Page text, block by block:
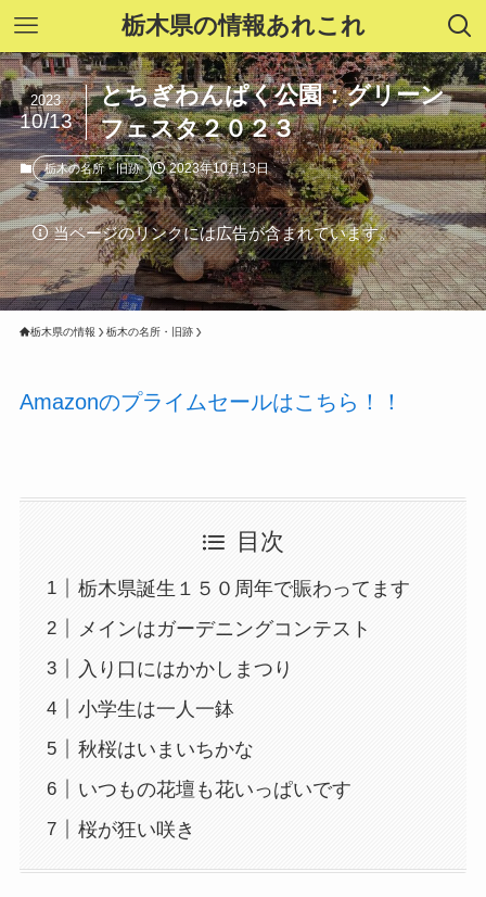
栃木県の情報あれこれ
とちぎわんぱく公園：グリーン
フェスタ２０２３
2023
10/13
栃木の名所・旧跡 2023年10月13日
当ページのリンクには広告が含まれています。
栃木県の情報 栃木の名所・旧跡
Amazonのプライムセールはこちら！！
目次
栃木県誕生１５０周年で賑わってます
メインはガーデニングコンテスト
入り口にはかかしまつり
小学生は一人一鉢
秋桜はいまいちかな
いつもの花壇も花いっぱいです
桜が狂い咲き